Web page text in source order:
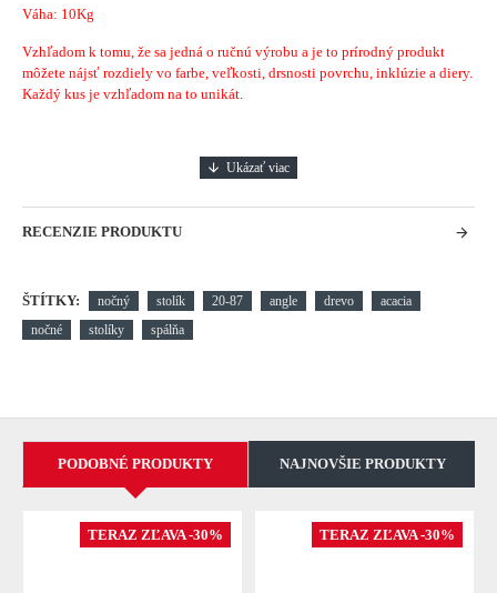
Váha: 10Kg
Vzhľadom k tomu, že sa jedná o ručnú výrobu a je to prírodný produkt
môžete nájsť rozdiely vo farbe, veľkosti, drsnosti povrchu, inklúzie a diery.
Každý kus je vzhľadom na to unikát.
RECENZIE PRODUKTU
ŠTÍTKY: nočný stolík 20-87 angle drevo
acacia
nočné
stolíky spálňa
PODOBNÉ PRODUKTY NAJNOVŠIE PRODUKTY
TERAZ ZĽAVA -30% TERAZ ZĽAVA -30%